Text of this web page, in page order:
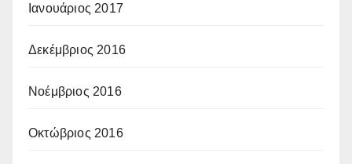
Ιανουάριος 2017
Δεκέμβριος 2016
Νοέμβριος 2016
Οκτώβριος 2016